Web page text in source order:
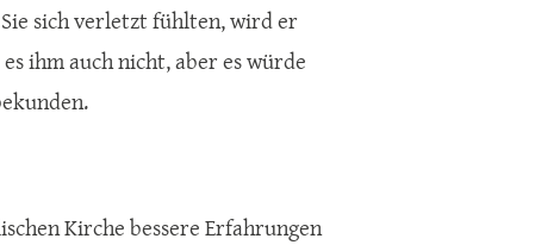
sich verletzt fühlten, wird er
ihm auch nicht, aber es würde
Kirche bessere Erfahrungen